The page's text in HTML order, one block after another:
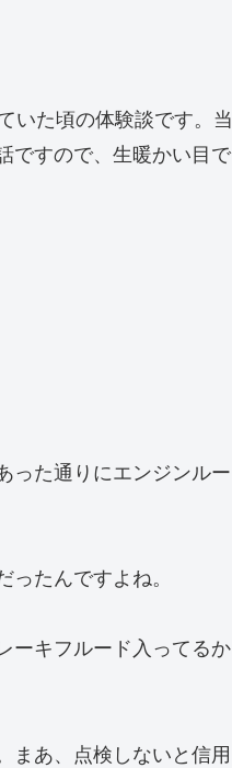
いた頃の体験談です。当
ですので、生暖かい目で
った通りにエンジンルー
たんですよね。
ーキフルード入ってるか
まあ、点検しないと信用